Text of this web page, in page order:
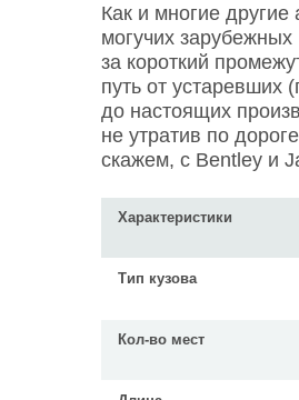
Как и многие
могучих
за короткий
путь от устаревших
до настоящих
не утратив по
скажем, с Bentley и
Характеристики
Тип кузова
Кол-во мест